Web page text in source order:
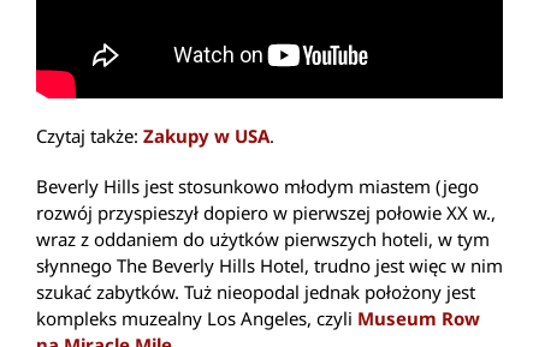
Czytaj także: Zakupy w USA.
Beverly Hills jest stosunkowo młodym miastem (jego
rozwój przyspieszył dopiero w pierwszej połowie XX w.,
wraz z oddaniem do użytków pierwszych hoteli, w tym
słynnego The Beverly Hills Hotel, trudno jest więc w nim
szukać zabytków. Tuż nieopodal jednak położony jest
kompleks muzealny Los Angeles, czyli Museum Row